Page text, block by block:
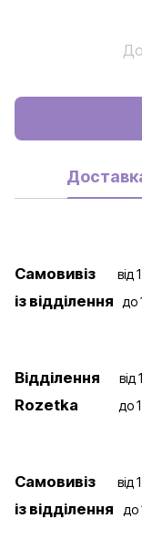
Самовивіз від
із відділення до
Відділення від
Rozetkaдо
Самовивіз від
із відділення до